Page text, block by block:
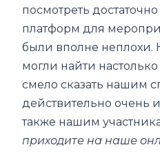
посмотреть
платформ для
были вполне неплохи.
могли найти
смело сказать нашим
действительно очень
также нашим
приходите на наше